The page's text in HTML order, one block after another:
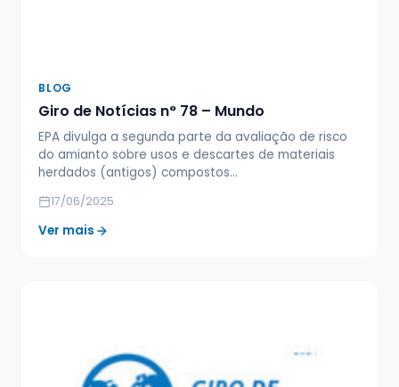
BLOG
Giro de Notícias n° 78 – Mundo
EPA divulga a segunda parte da avaliação de risco
do amianto sobre usos e descartes de materiais
herdados (antigos) compostos…
17/06/2025
Ver mais